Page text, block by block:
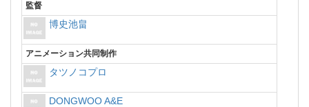
監督
博史池畠
アニメーション共同制作
タツノコプロ
DONGWOO A&E